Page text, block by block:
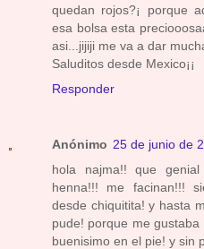
quedan rojos?¡ porque
esa bolsa esta
asi...jijiji me va a dar
Saluditos desde Mexico¡¡
Responder
Anónimo 25 de junio de
hola najma!! que
henna!!! me facinan!!!
desde chiquitita! y hasta
pude! porque me
buenisimo en el pie! y sin